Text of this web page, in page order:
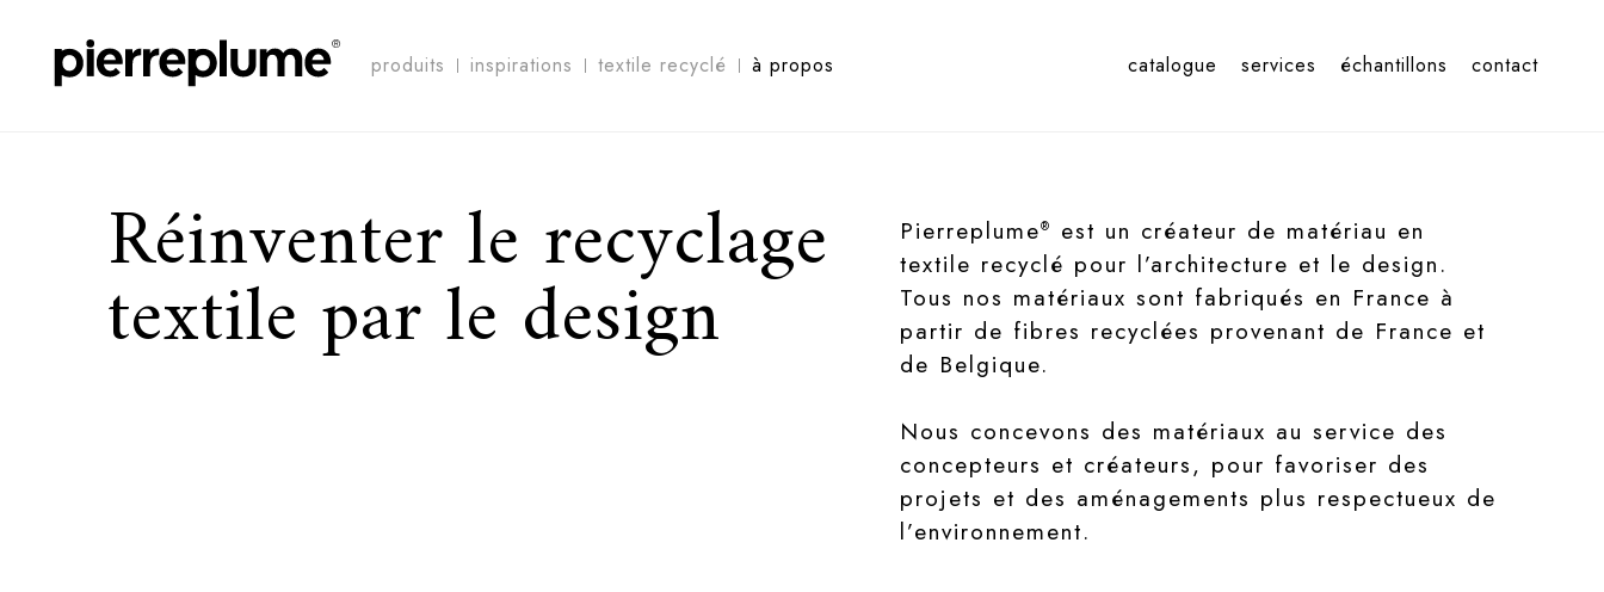
produits inspirations textile recyclé à propos catalogue services échantillons contact
Réinventer le recyclage
textile par le design
Pierreplume®
est un créateur de matériau en
textile recyclé pour l’architecture et le design.
Tous nos matériaux sont fabriqués en France à
partir de fibres recyclées provenant de France et
de Belgique.
Nous concevons des matériaux au service des
concepteurs et créateurs, pour favoriser des
projets et des aménagements plus respectueux de
l’environnement.